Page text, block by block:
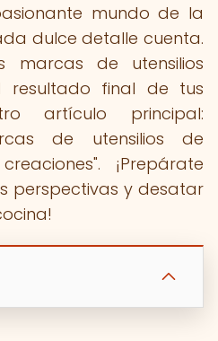
mundo de la
dulce detalle cuenta.
marcas de utensilios
resultado final de tus
artículo principal:
de utensilios de
¡Prepárate
perspectivas y desatar